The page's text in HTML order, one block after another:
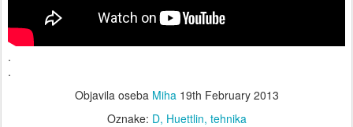
.
.
Objavila oseba Miha 19th February 2013
Oznake: D Huettlin tehnika